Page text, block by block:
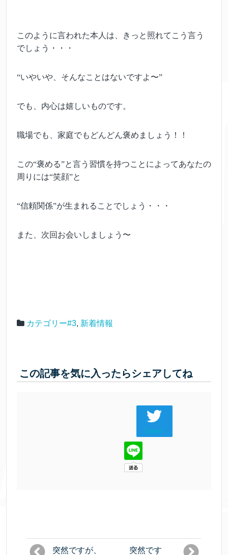
このように言われた本人は、きっと照れてこう言う
でしょう・・・
“いやいや、そんなことはないですよ〜”
でも、内心は嬉しいものです。
職場でも、家庭でもどんどん褒めましょう！！
この“褒める”と言う習慣を持つことによってあなたの
周りには“笑顔”と
“信頼関係”が生まれることでしょう・・・
また、次回お会いしましょう〜
カテゴリー#3, 新着情報
この記事を気に入ったらシェアしてね
Tweet
突然ですが、
突然です